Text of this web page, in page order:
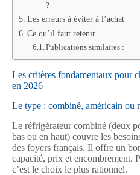
?
Les erreurs à éviter à l’achat
Ce qu’il faut retenir
Publications similaires :
Les critères fondamentaux pour
en 2026
Le type : combiné, américain ou
Le réfrigérateur combiné (deux
bas ou en haut) couvre les
des foyers français. Il offre un
capacité, prix et encombrement.
c’est le choix le plus rationnel.